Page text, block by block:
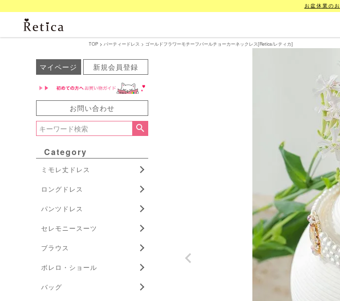
お盆休業の
TOP パーティードレス ゴールドフラワーモチーフパールチョーカーネックレス[Retica/レティカ]
マイページ 新規会員登録
お問い合わせ
Category
ミモレ丈ドレス
ロングドレス
パンツドレス
セレモニースーツ
ブラウス
ボレロ・ショール
バッグ